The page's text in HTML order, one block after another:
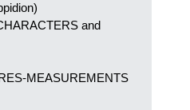
and
MEASUREMENTS